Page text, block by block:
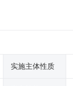
实施主体性质